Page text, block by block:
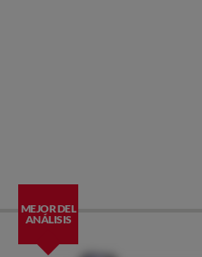
MEJOR DEL
ANÁLISIS